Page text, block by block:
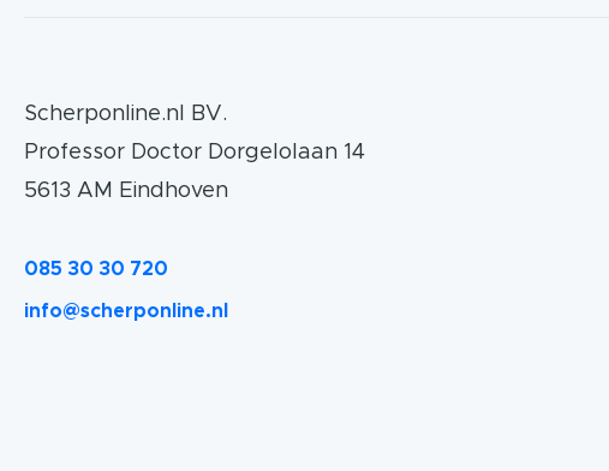
Scherponline.nl BV.
Professor Doctor Dorgelolaan 14
5613 AM Eindhoven
085 30 30 720
info@scherponline.nl